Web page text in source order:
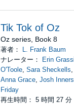
Tik Tok of Oz
Oz series, Book 8
著者： L. Frank Baum
ナレーター： Erin
O'Toole ,Sara Sheckells
Anna Grace ,Josh
Friday
再生時間： 5 時間 27 分